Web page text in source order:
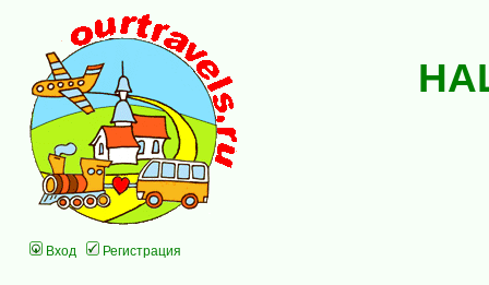
Вход Регистрация